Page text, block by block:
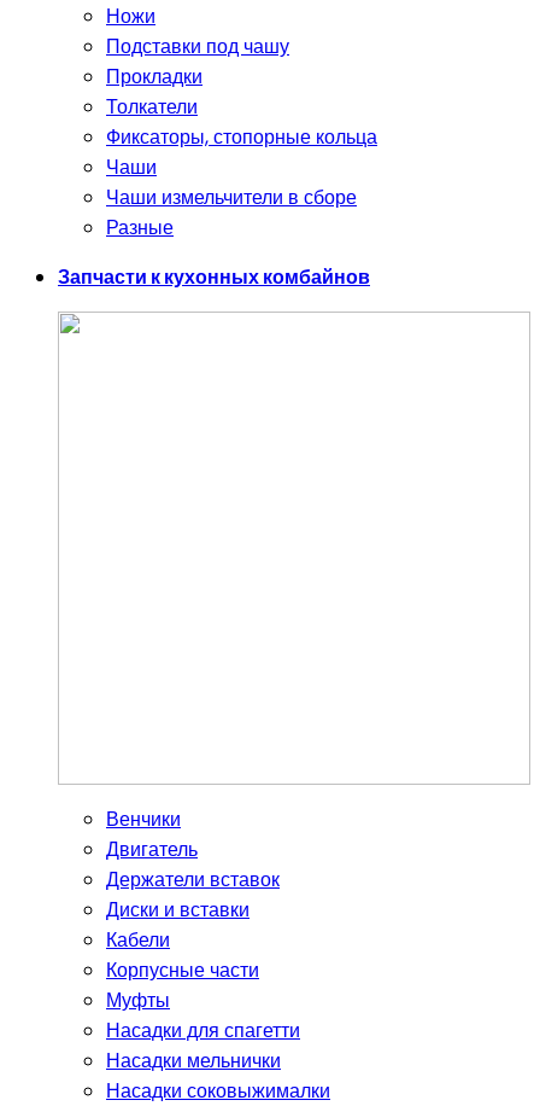
Ножи
Подставки под чашу
Прокладки
Толкатели
Фиксаторы, стопорные кольца
Чаши
Чаши измельчители в сборе
Разные
Запчасти к кухонных комбайнов
Венчики
Двигатель
Держатели вставок
Диски и вставки
Кабели
Корпусные части
Муфты
Насадки для спагетти
Насадки мельнички
Насадки соковыжималки